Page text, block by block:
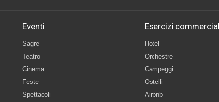
Eventi
Sagre
Teatro
Cinema
Feste
Spettacoli
Esercizi
Hotel
Orchestre
Campeggi
Ostelli
Airbnb